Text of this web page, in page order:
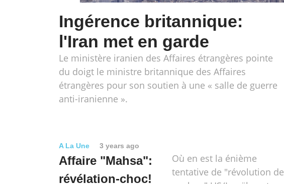
Ingérence britannique:
l'Iran met en garde
Le ministère iranien des Affaires étrangères pointe
du doigt le ministre britannique des Affaires
étrangères pour son soutien à une « salle de guerre
anti-iranienne ».
A La Une 3 years ago
Affaire "Mahsa":
révélation-choc!
Où en est la énième
tentative de "révolution de